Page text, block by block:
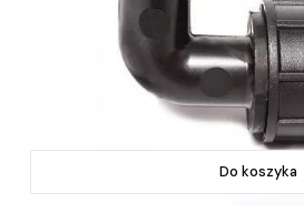
Do koszyka